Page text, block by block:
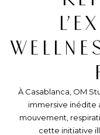
À Casablanca, OM
immersive inédite
mouvement,
cette initiative